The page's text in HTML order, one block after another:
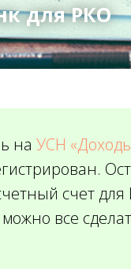
для РКО
на УСН
счет для
все